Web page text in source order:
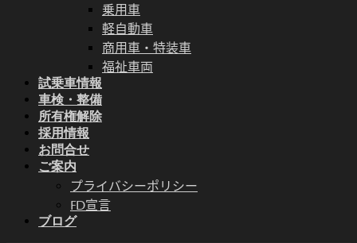
乗用車
軽自動車
商用車・特装車
福祉車両
試乗車情報
車検・整備
所有権解除
採用情報
お問合せ
ご案内
プライバシーポリシー
FD宣言
ブログ